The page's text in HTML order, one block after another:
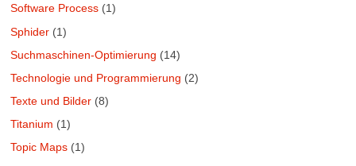
Software Process (1)
Sphider (1)
Suchmaschinen-Optimierung (14)
Technologie und Programmierung (2)
Texte und Bilder (8)
Titanium (1)
Topic Maps (1)